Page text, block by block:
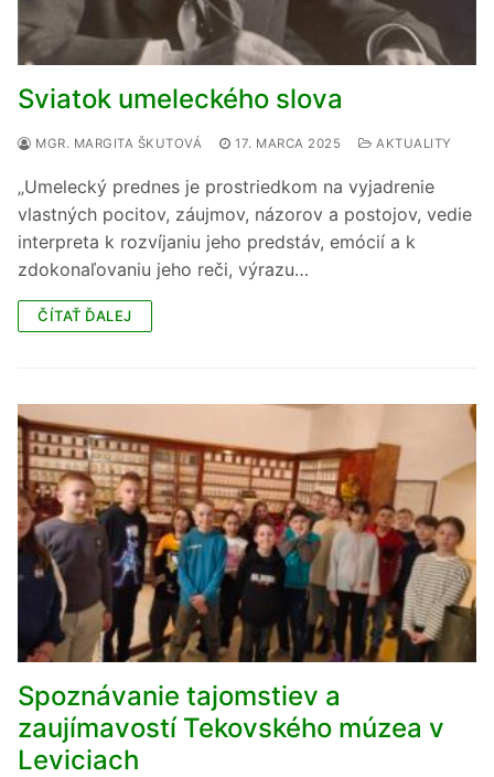
Sviatok umeleckého slova
MGR. MARGITA ŠKUTOVÁ 17. MARCA 2025 AKTUALITY
„Umelecký prednes je prostriedkom na vyjadrenie
vlastných pocitov, záujmov, názorov a postojov, vedie
interpreta k rozvíjaniu jeho predstáv, emócií a k
zdokonaľovaniu jeho reči, výrazu…
ČÍTAŤ ĎALEJ
Spoznávanie tajomstiev a
zaujímavostí Tekovského múzea v
Leviciach